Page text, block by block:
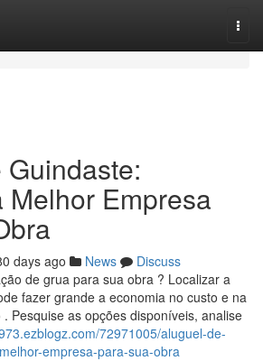
Melhor Empresa
days ago News
Discuss
de grua para sua obra ? Localizar a
fazer grande a economia no custo e na
Pesquise as opções disponíveis, analise
72971005/aluguel-de-
empresa-para-sua-obra